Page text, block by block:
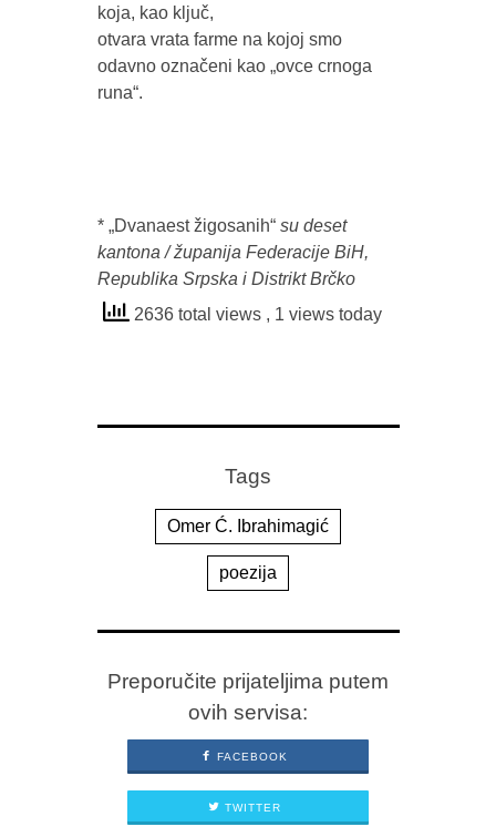
koja, kao ključ,
otvara vrata farme na kojoj smo
odavno označeni kao „ovce crnoga
runa“.
* „Dvanaest žigosanih“ su deset
kantona / županija Federacije BiH,
Republika Srpska i Distrikt Brčko
2636 total views , 1 views today
Tags
Omer Ć. Ibrahimagić
poezija
Preporučite prijateljima putem
ovih servisa:
FACEBOOK
TWITTER